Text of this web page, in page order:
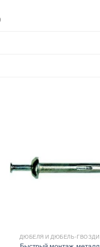
ДЮБЕЛЯ И ДЮБЕЛЬ-ГВОЗДИ